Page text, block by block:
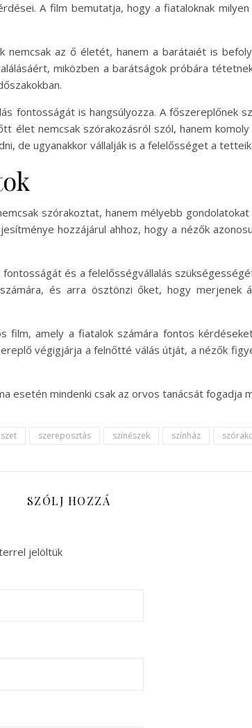
A film bemutatja, hogy a fiataloknak milyen
az ő életét, hanem a barátaiét is
miközben a barátságok próbára
fontosságát is hangsúlyozza. A főszereplőnek
élet nemcsak szórakozásról szól, hanem
de ugyanakkor vállalják is a felelősséget a
szórakoztat, hanem mélyebb
hozzájárul ahhoz, hogy a nézők
és a felelősségvállalás
és arra ösztönzi őket, hogy merjenek
film, amely a fiatalok számára fontos
végigjárja a felnőtté válás útját, a nézők
esetén mindenki csak az orvos tanácsát fogadja
szereposztás színészek színház
SZÓLJ HOZZÁ
jelöltük